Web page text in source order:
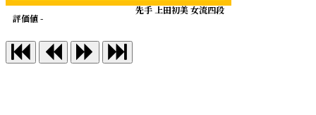
先手 上田初美 女流四段
評価値 -